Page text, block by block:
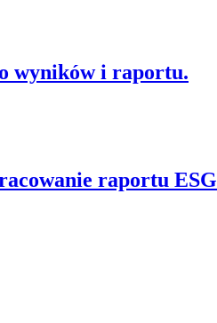
wyników i raportu.
raportu ESG